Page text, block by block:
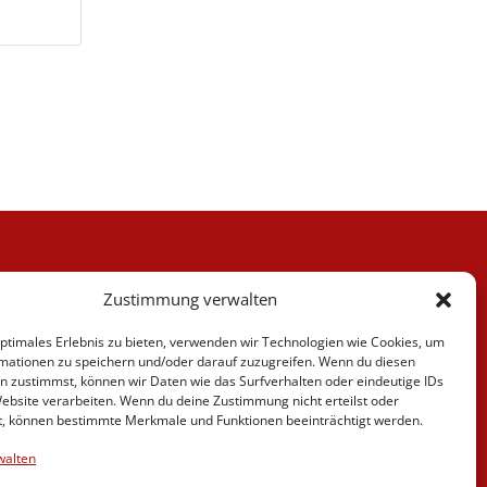
Zustimmung verwalten
Erlebnis zu bieten, verwenden wir Technologien wie Cookies, um
zu speichern und/oder darauf zuzugreifen. Wenn du diesen
zustimmst, können wir Daten wie das Surfverhalten oder eindeutige IDs
verarbeiten. Wenn du deine Zustimmung nicht erteilst oder
können bestimmte Merkmale und Funktionen beeinträchtigt werden.
Berufskraftfahrer
Fahrschule
Motorrad
News
Verschiedenes
Weiterbildung